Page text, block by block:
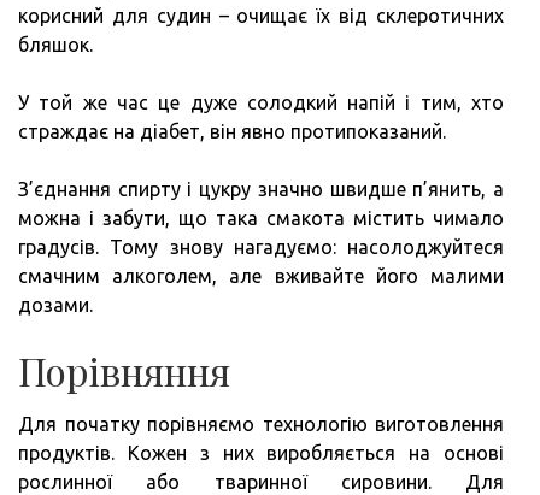
корисний для судин – очищає їх від склеротичних
бляшок.
У той же час це дуже солодкий напій і тим, хто
страждає на діабет, він явно протипоказаний.
З’єднання спирту і цукру значно швидше п’янить, а
можна і забути, що така смакота містить чимало
градусів. Тому знову нагадуємо: насолоджуйтеся
смачним алкоголем, але вживайте його малими
дозами.
Порівняння
Для початку порівняємо технологію виготовлення
продуктів. Кожен з них виробляється на основі
рослинної або тваринної сировини. Для